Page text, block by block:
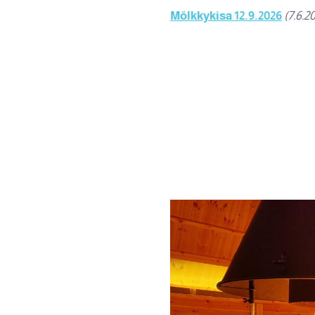
Mölkkykisa 12.9.2026